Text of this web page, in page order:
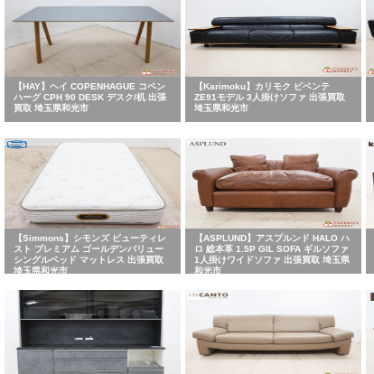
【HAY】ヘイ COPENHAGUE コペン
ハーグ CPH 90 DESK デスク/机 出張
買取 埼玉県和光市
【Karimoku】カリモク ビベンテ
ZE91モデル 3人掛けソファ 出張買取
埼玉県和光市
【Simmons】シモンズ ビューティレ
スト プレミアム ゴールデンバリュー
シングルベッド マットレス 出張買取
埼玉県和光市
【ASPLUND】アスプルンド HALO ハ
ロ 総本革 1.5P GIL SOFA ギルソファ
1人掛けワイドソファ 出張買取 埼玉県
和光市